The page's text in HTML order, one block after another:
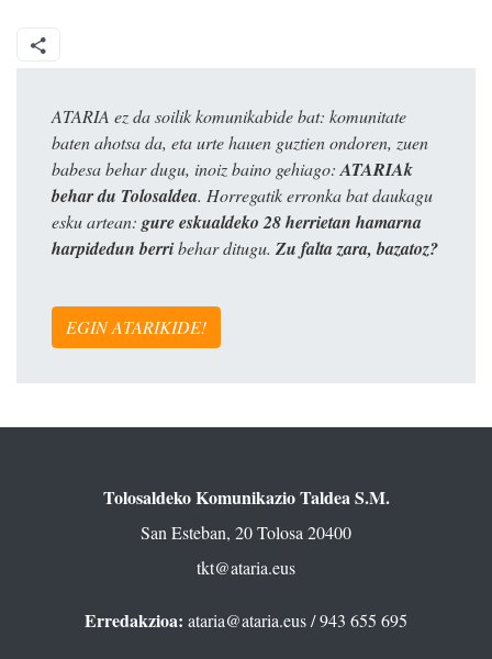
ATARIA ez da soilik komunikabide bat: komunitate
baten ahotsa da, eta urte hauen guztien ondoren, zuen
babesa behar dugu, inoiz baino gehiago: ATARIAk
behar du Tolosaldea. Horregatik erronka bat daukagu
esku artean: gure eskualdeko 28 herrietan hamarna
harpidedun berribehar ditugu. Zu falta zara, bazatoz?
EGIN ATARIKIDE!
Tolosaldeko Komunikazio Taldea S.M.
San Esteban, 20 Tolosa 20400
tkt@ataria.eus
Erredakzioa: ataria@ataria.eus/ 943 655 695